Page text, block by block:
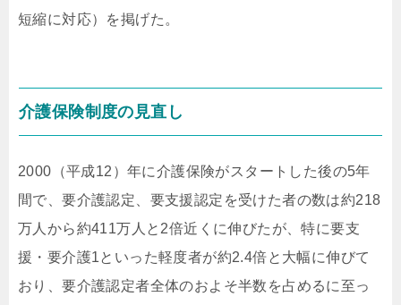
短縮に対応）を掲げた。
介護保険制度の見直し
2000（平成12）年に介護保険がスタートした後の5年
間で、要介護認定、要支援認定を受けた者の数は約218
万人から約411万人と2倍近くに伸びたが、特に要支
援・要介護1といった軽度者が約2.4倍と大幅に伸びて
おり、要介護認定者全体のおよそ半数を占めるに至っ